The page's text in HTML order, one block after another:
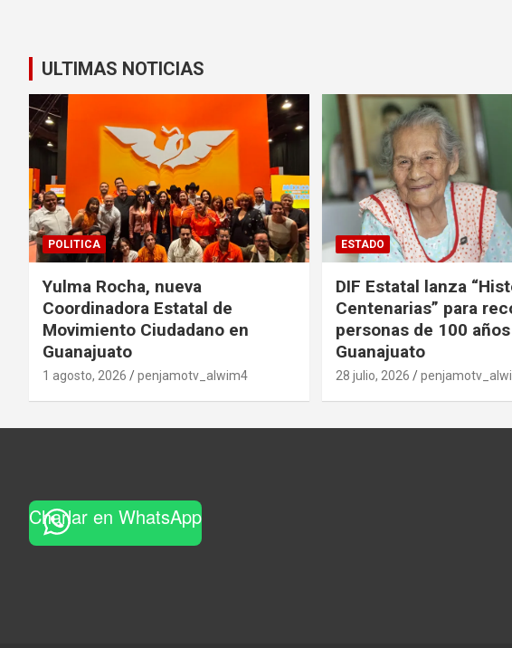
ULTIMAS NOTICIAS
POLITICA
Yulma Rocha, nueva
Coordinadora Estatal de
Movimiento Ciudadano en
Guanajuato
1 agosto, 2026 penjamotv_alwim4
ESTADO
DIF Estatal lanza
Centenarias” para
personas de 100
Guanajuato
28 julio, 2026
Charlar en WhatsApp